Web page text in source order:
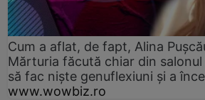
Cum a aflat, de fapt, Alina
Mărturia făcută chiar din
să fac niște genuflexiuni și a
www.wowbiz.ro